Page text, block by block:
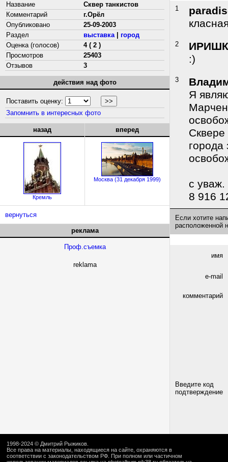
Название
Сквер танкистов
Комментарий
г.Орёл
Опубликовано
25-09-2003
Раздел
выставка| город
Оценка (голосов)
4 ( 2 )
Просмотров
25403
Отзывов
3
действия над фото
Поставить оценку:
Запомнить в интересных фото
назад
Кремль
вперед
Москва (31 декабря 1999)
вернуться
реклама
Проф.съемка
reklama
1
2
:)
3
Я
города
с
8 916
Если хотите
расположенной
имя
e-mail
комментарий
Введите код
подтверждение
1998-2024 © Дмитрий Рыжиков
Все права на материалы, находящиеся на сайте, охраняются в
соответствии с законодательством РФ. При полном или частичном